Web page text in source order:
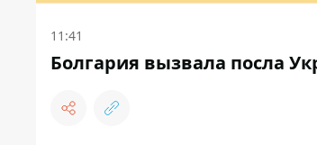
11:41
Болгария вызвала посла